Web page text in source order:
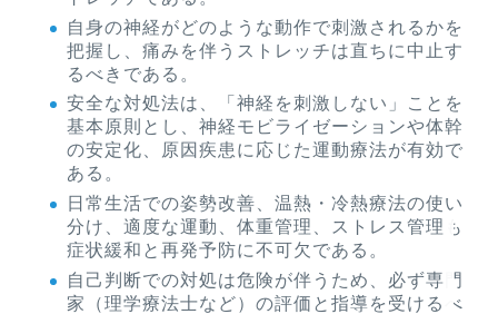
自身の神経がどのような動作で刺激されるかを
把握し、痛みを伴うストレッチは直ちに中止す
るべきである。
安全な対処法は、「神経を刺激しない」ことを
基本原則とし、神経モビライゼーションや体幹
の安定化、原因疾患に応じた運動療法が有効で
ある。
日常生活での姿勢改善、温熱・冷熱療法の使い
分け、適度な運動、体重管理、ストレス管理も
症状緩和と再発予防に不可欠である。
自己判断での対処は危険が伴うため、必ず専門
家（理学療法士など）の評価と指導を受けるべ
疾患から探す
文献抄読
リハビリテーション